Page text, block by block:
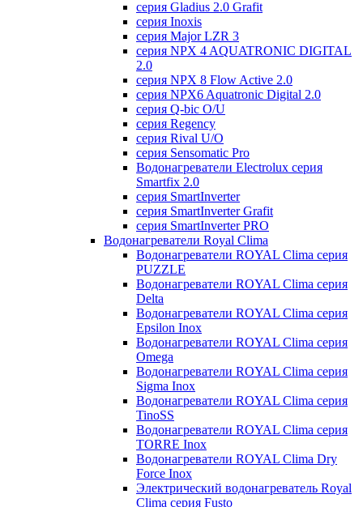
серия Gladius 2.0 Grafit
серия Inoxis
серия Major LZR 3
серия NPX 4 AQUATRONIC DIGITAL
2.0
серия NPX 8 Flow Active 2.0
серия NPX6 Aquatronic Digital 2.0
серия Q-bic O/U
серия Regency
серия Rival U/О
серия Sensomatic Pro
Водонагреватели Electrolux серия
Smartfix 2.0
серия SmartInverter
серия SmartInverter Grafit
серия SmartInverter PRO
Водонагреватели Royal Clima
Водонагреватели ROYAL Clima серия
PUZZLE
Водонагреватели ROYAL Clima серия
Delta
Водонагреватели ROYAL Clima серия
Epsilon Inox
Водонагреватели ROYAL Clima серия
Omega
Водонагреватели ROYAL Clima серия
Sigma Inox
Водонагреватели ROYAL Clima серия
TinoSS
Водонагреватели ROYAL Clima серия
TORRE Inox
Водонагреватели ROYAL Clima Dry
Force Inox
Электрический водонагреватель Royal
Clima серия Fusto